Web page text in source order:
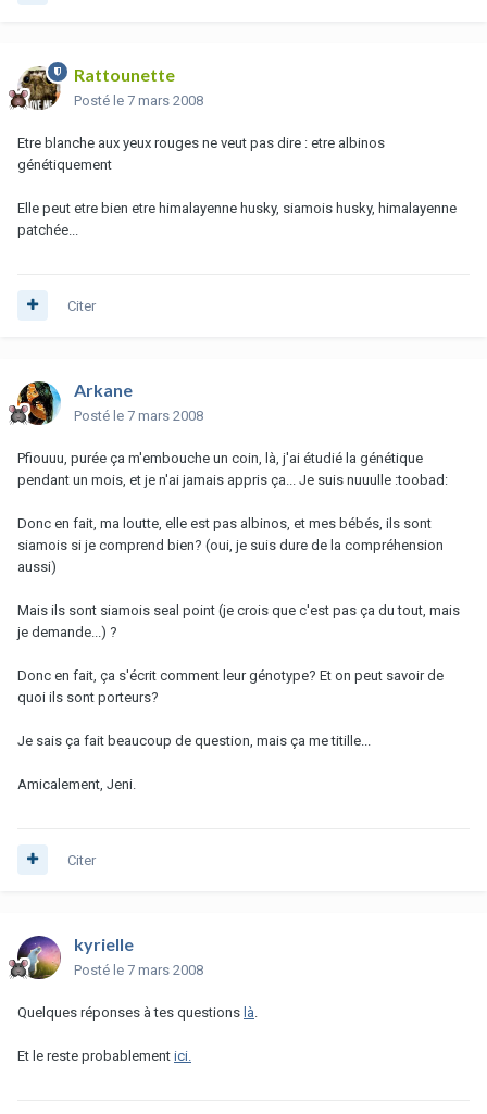
Rattounette
Posté le 7 mars 2008
Etre blanche aux yeux rouges ne veut pas dire : etre albinos
génétiquement
Elle peut etre bien etre himalayenne husky, siamois husky, himalayenne
patchée...
Citer
Arkane
Posté le 7 mars 2008
Pfiouuu, purée ça m'embouche un coin, là, j'ai étudié la génétique
pendant un mois, et je n'ai jamais appris ça... Je suis nuuulle :toobad:
Donc en fait, ma loutte, elle est pas albinos, et mes bébés, ils sont
siamois si je comprend bien? (oui, je suis dure de la compréhension
aussi)
Mais ils sont siamois seal point (je crois que c'est pas ça du tout, mais
je demande...) ?
Donc en fait, ça s'écrit comment leur génotype? Et on peut savoir de
quoi ils sont porteurs?
Je sais ça fait beaucoup de question, mais ça me titille...
Amicalement, Jeni.
Citer
kyrielle
Posté le 7 mars 2008
Quelques réponses à tes questions là
Et le reste probablement ici.